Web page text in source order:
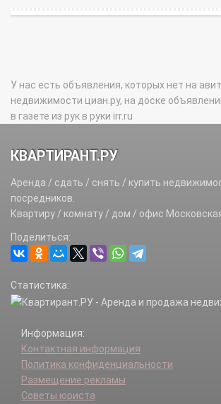
У нас есть объявления, которых нет на
недвижимости циан.ру, на доске
в газете из рук в руки irr.ru
КВАРТИРАНТ.РУ
Аренда / сдать / снять / купить
посредников.
Квартиру / комнату / дом / офис
Поделиться:
Статистика:
Информация:
Контактная информация
Политика конфиденциальности
Размещение рекламы
Советы юриста